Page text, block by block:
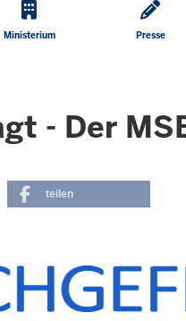
Ministerium Presse
- Der
teilen